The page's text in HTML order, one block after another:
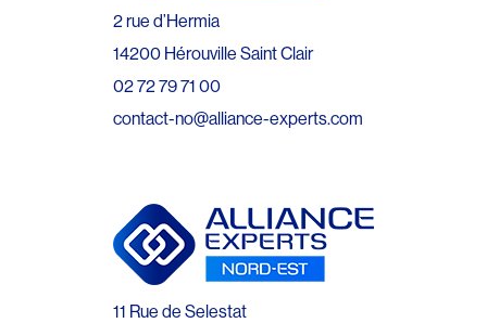
2 rue d’Hermia
14200 Hérouville Saint Clair
02 72 79 71 00
contact-no@alliance-experts.com
11 Rue de Selestat